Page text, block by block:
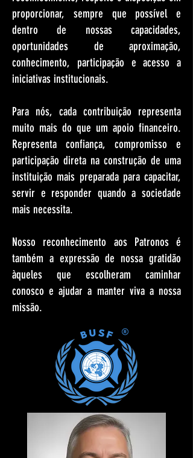
proporcionar, sempre que possível e
dentro de nossas capacidades,
oportunidades de aproximação,
conhecimento, participação e acesso a
iniciativas institucionais.
Para nós, cada contribuição representa
muito mais do que um apoio financeiro.
Representa confiança, compromisso e
participação direta na construção de uma
instituição mais preparada para capacitar,
servir e responder quando a sociedade
mais necessita.
Nosso reconhecimento aos Patronos é
também a expressão de nossa gratidão
àqueles que escolheram caminhar
conosco e ajudar a manter viva a nossa
missão.